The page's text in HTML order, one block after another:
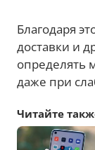
Благодаря
доставки и
определять
даже при
Читайте